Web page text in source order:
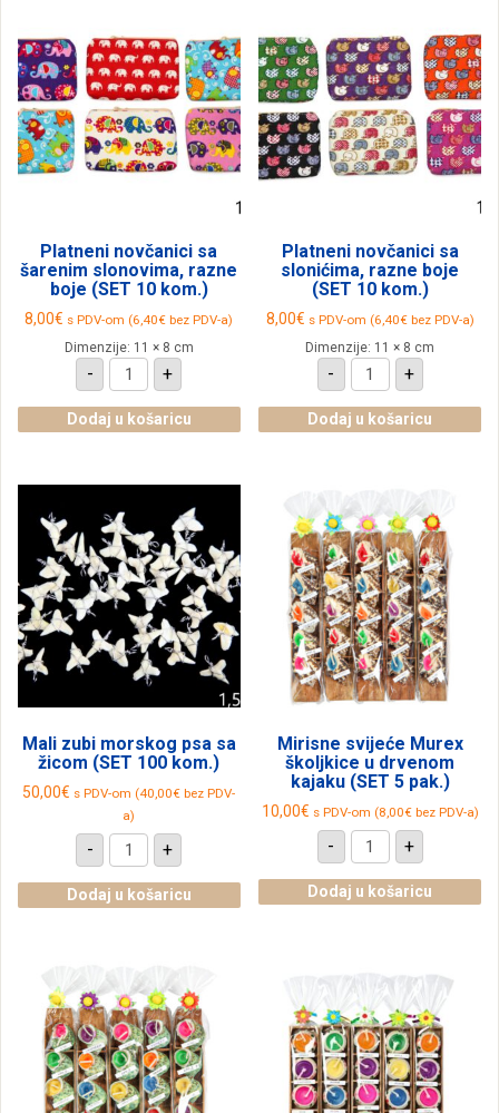
Platneni novčanici sa
šarenim slonovima, razne
boje (SET 10 kom.)
8,00€ s PDV-om (6,40€ bez PDV-a)
Dimenzije: 11 × 8 cm
-
Platneni
novčanici
šarenim
slonovima,
(SET
kom.)
količina
+
Dodaj u košaricu
Platneni novčanici sa
slonićima, razne boje
(SET 10 kom.)
8,00€ s PDV-om (6,40€bez PDV-a)
Dimenzije: 11 × 8 cm
-
Platneni
novčanici
slonićima,
razne
kom.)
količina
+
Dodaj u košaricu
Mali zubi morskog psa sa
žicom (SET 100 kom.)
50,00€ s PDV-om (40,00€ bez PDV-
a)
-
Mali
zubi
psa
sa
kom.)
količina
+
Dodaj u košaricu
Mirisne svijeće Murex
školjkice u drvenom
kajaku (SET 5 pak.)
10,00€ s PDV-om (8,00€bez PDV-a)
-
Mirisne
svijeće
školjkice
u
5
pak.)
količina
+
Dodaj u košaricu